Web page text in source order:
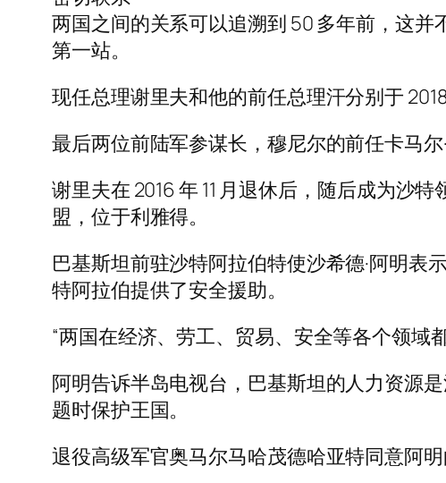
两国之间的关系可以追溯到 50 多年前，这
第一站。
现任总理谢里夫和他的前任总理汗分别于
最后两位前陆军参谋长，穆尼尔的前任卡马尔
谢里夫在 2016 年 11 月退休后，随后成为沙
盟，位于利雅得。
巴基斯坦前驻沙特阿拉伯特使沙希德·阿明
特阿拉伯提供了安全援助。
“两国在经济、劳工、贸易、安全等各个领域
阿明告诉半岛电视台，巴基斯坦的人力资源
题时保护王国。
退役高级军官奥马尔马哈茂德哈亚特同意阿